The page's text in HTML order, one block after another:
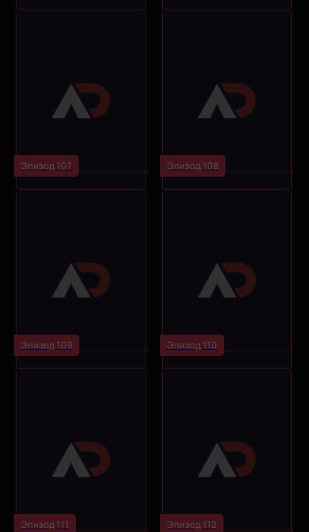
Эпизод 107 Эпизод 108
Эпизод 109 Эпизод 110
Эпизод 111 Эпизод 112